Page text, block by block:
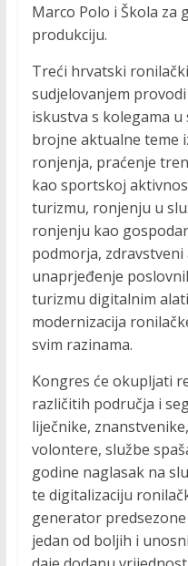
Marco Polo i Škola za
produkciju.
Treći hrvatski
sudjelovanjem
iskustva s kolegama
brojne aktualne teme
ronjenja, praćenje
kao sportskoj
turizmu, ronjenju u
ronjenju kao
podmorja,
unaprjeđenje
turizmu digitalnim
modernizacija
svim razinama.
Kongres će okupljati
različitih područja i
liječnike,
volontere, službe
godine naglasak na
te digitalizaciju
generator
jedan od boljih i